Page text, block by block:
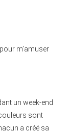
m’amuser
un week-end
sont
a créé sa